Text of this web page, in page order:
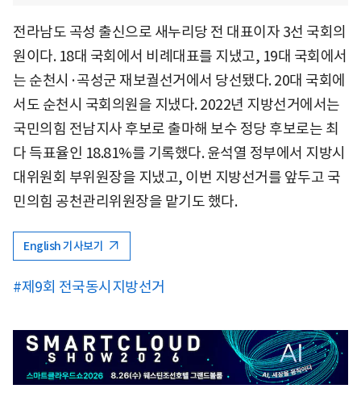
전라남도 곡성 출신으로 새누리당 전 대표이자 3선 국회의
원이다. 18대 국회에서 비례대표를 지냈고, 19대 국회에서
는 순천시·곡성군 재보궐선거에서 당선됐다. 20대 국회에
서도 순천시 국회의원을 지냈다. 2022년 지방선거에서는
국민의힘 전남지사 후보로 출마해 보수 정당 후보로는 최
다 득표율인 18.81%를 기록했다. 윤석열 정부에서 지방시
대위원회 부위원장을 지냈고, 이번 지방선거를 앞두고 국
민의힘 공천관리위원장을 맡기도 했다.
English 기사보기
#제9회 전국동시지방선거